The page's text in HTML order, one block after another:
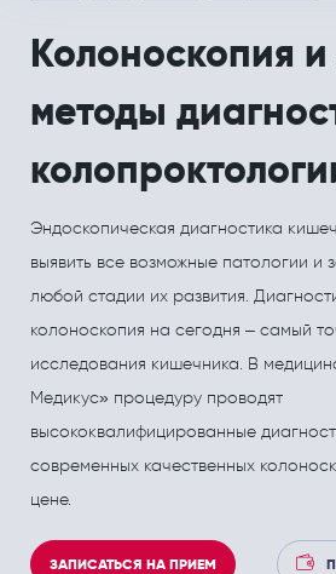
Аллергология и
Гастроэнтерология
Дерматовенерология
Кинезитерапия (ЛФК)
Колопроктология
Лечебный массаж
Мануальная терапия
Отоларингология
Педиатрия
Психология
Терапия
Травматология и
Урология и
Физиотерапия
Эндокринология
МЕДИЦИНСКИЕ
ПОЛЕЗНЫЕ
Колоноскопия и
методы
Эндоскопическая диагностика
выявить все возможные патологии и
любой стадии их развития.
колоноскопия на сегодня – самый
исследования кишечника. В
Медикус» процедуру проводят
высококвалифицированные
современных качественных
цене.
ЗАПИСАТЬСЯ НА ПРИЕМ